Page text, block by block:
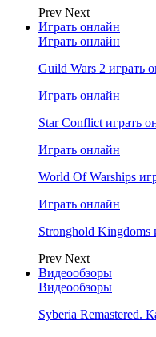
Prev Next
Играть онлайн
Играть онлайн
Guild Wars 2 играть
Играть онлайн
Star Conflict играть
Играть онлайн
World Of Warships
Играть онлайн
Stronghold Kingdoms
Prev Next
Видеообзоры
Видеообзоры
Syberia Remastered.